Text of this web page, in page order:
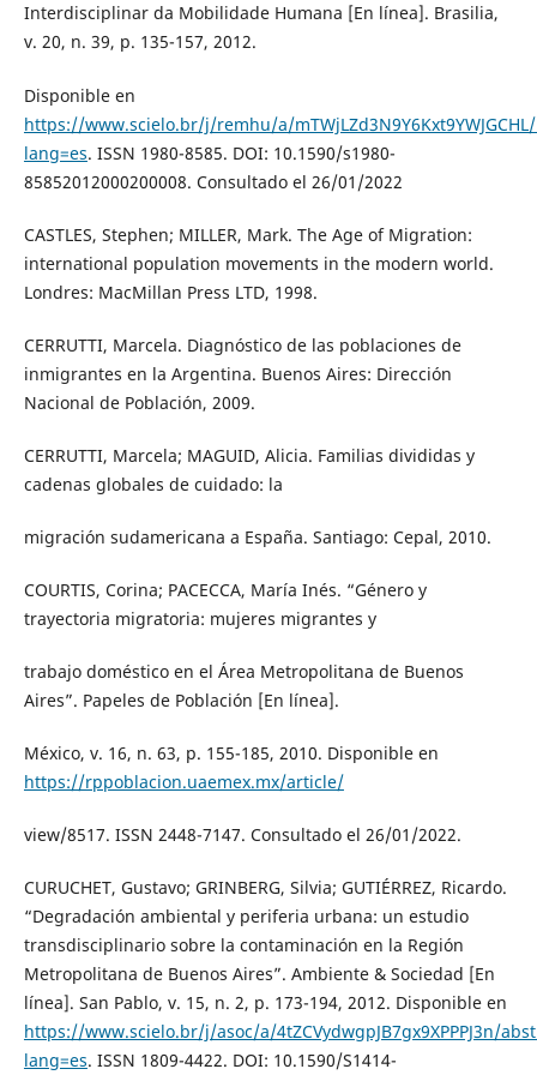
Interdisciplinar da Mobilidade Humana [En línea]. Brasilia,
v. 20, n. 39, p. 135-157, 2012.
Disponible en
https://www.scielo.br/j/remhu/a/
lang=es. ISSN 1980-8585. DOI: 10.1590/s1980-
85852012000200008. Consultado el 26/01/2022
CASTLES, Stephen; MILLER, Mark. The Age of Migration:
international population movements in the modern world.
Londres: MacMillan Press LTD, 1998.
CERRUTTI, Marcela. Diagnóstico de las poblaciones de
inmigrantes en la Argentina. Buenos Aires: Dirección
Nacional de Población, 2009.
CERRUTTI, Marcela; MAGUID, Alicia. Familias divididas y
cadenas globales de cuidado: la
migración sudamericana a España. Santiago: Cepal, 2010.
COURTIS, Corina; PACECCA, María Inés. “Género y
trayectoria migratoria: mujeres migrantes y
trabajo doméstico en el Área Metropolitana de Buenos
Aires”. Papeles de Población [En línea].
México, v. 16, n. 63, p. 155-185, 2010. Disponible en
https://rppoblacion.uaemex.mx/article/
view/8517. ISSN 2448-7147. Consultado el 26/01/2022.
CURUCHET, Gustavo; GRINBERG, Silvia; GUTIÉRREZ, Ricardo.
“Degradación ambiental y periferia urbana: un estudio
transdisciplinario sobre la contaminación en la Región
Metropolitana de Buenos Aires”. Ambiente & Sociedad [En
línea]. San Pablo, v. 15, n. 2, p. 173-194, 2012. Disponible en
https://www.scielo.br/j/asoc/a/4tZCVydwgpJB7gx9XPPPJ3n/
lang=es. ISSN 1809-4422. DOI: 10.1590/S1414-